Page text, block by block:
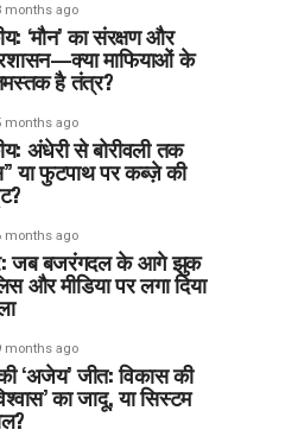
months ago
‘मौन’ का संरक्षण और
माफियाओं के
है तंत्र?
months ago
अंधेरी से बोरीवली तक
या फुटपाथ पर कब्ज़े की
months ago
जब बजरंगदल के आगे झुक
और मीडिया पर लगा दिया
months ago
‘अजेय’ जीत: विकास की
का जादू, या सिस्टम